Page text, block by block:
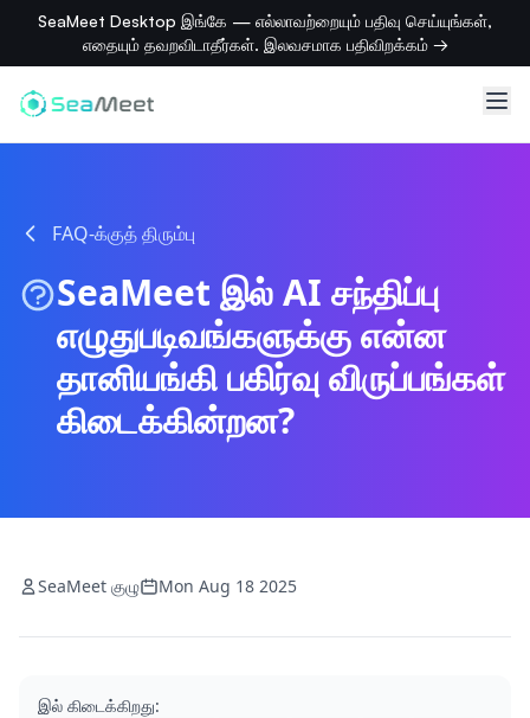
SeaMeet Desktop இங்கே — எல்லாவற்றையும் பதிவு செய்யுங்கள்,
எதையும் தவறவிடாதீர்கள். இலவசமாக பதிவிறக்கம் →
FAQ-க்குத் திரும்பு
SeaMeet இல் AI சந்திப்பு
எழுதுபடிவங்களுக்கு என்ன
தானியங்கி பகிர்வு விருப்பங்கள்
கிடைக்கின்றன?
SeaMeet குழு Mon Aug 18 2025
இல் கிடைக்கிறது: